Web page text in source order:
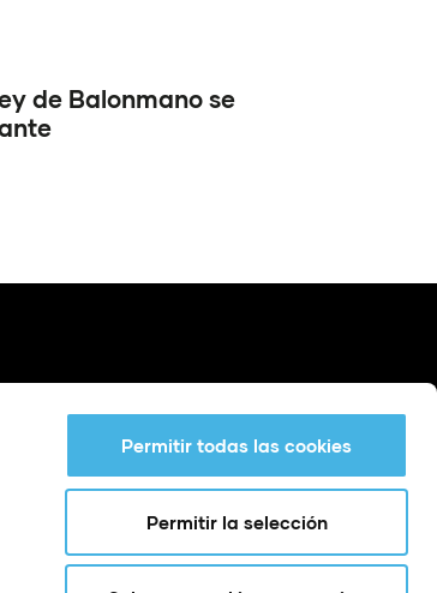
Permitir todas las cookies
Permitir la selección
de Balonmano se